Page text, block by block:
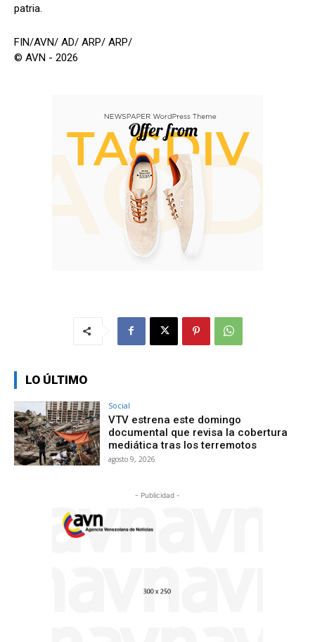
patria.
FIN/AVN/ AD/ ARP/ ARP/
© AVN - 2026
LO ÚLTIMO
Social
VTV estrena este domingo
documental que revisa la cobertura
mediática tras los terremotos
agosto 9, 2026
- Publicidad -